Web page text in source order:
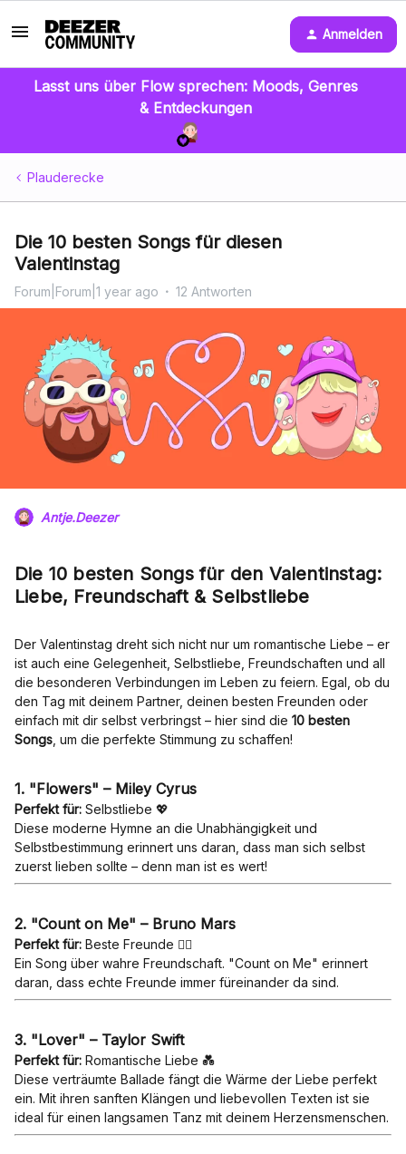
Anmelden
Lasst uns über Flow sprechen: Moods, Genres
& Entdeckungen
Plauderecke
Die 10 besten Songs für diesen
Valentinstag
Forum|Forum|1 year ago 12 Antworten
Antje.Deezer
Die 10 besten Songs für den Valentinstag:
Liebe, Freundschaft & Selbstliebe
Der Valentinstag dreht sich nicht nur um romantische Liebe – er
ist auch eine Gelegenheit, Selbstliebe, Freundschaften und all
die besonderen Verbindungen im Leben zu feiern. Egal, ob du
den Tag mit deinem Partner, deinen besten Freunden oder
einfach mit dir selbst verbringst – hier sind die 10 besten
Songs , um die perfekte Stimmung zu schaffen!
1. "Flowers" – Miley Cyrus
Perfekt für: Selbstliebe 💖
Diese moderne Hymne an die Unabhängigkeit und
Selbstbestimmung erinnert uns daran, dass man sich selbst
zuerst lieben sollte – denn man ist es wert!
2. "Count on Me" – Bruno Mars
Perfekt für: Beste Freunde 👯‍♀️
Ein Song über wahre Freundschaft. "Count on Me" erinnert
daran, dass echte Freunde immer füreinander da sind.
3. "Lover" – Taylor Swift
Perfekt für: Romantische Liebe 💑
Diese verträumte Ballade fängt die Wärme der Liebe perfekt
ein. Mit ihren sanften Klängen und liebevollen Texten ist sie
ideal für einen langsamen Tanz mit deinem Herzensmenschen.